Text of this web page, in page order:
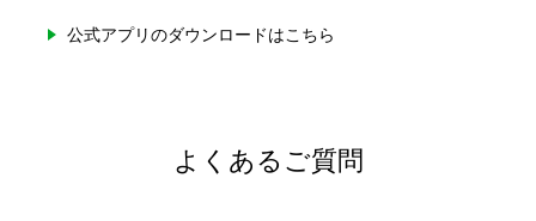
公式アプリのダウンロードはこちら
よくあるご質問